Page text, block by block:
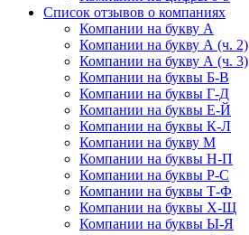
Список отзывов о компаниях
Компании на букву А
Компании на букву А (ч. 2)
Компании на букву А (ч. 3)
Компании на буквы Б-В
Компании на буквы Г-Д
Компании на буквы Е-Й
Компании на буквы К-Л
Компании на букву М
Компании на буквы Н-П
Компании на буквы Р-С
Компании на буквы Т-Ф
Компании на буквы Х-Щ
Компании на буквы Ы-Я